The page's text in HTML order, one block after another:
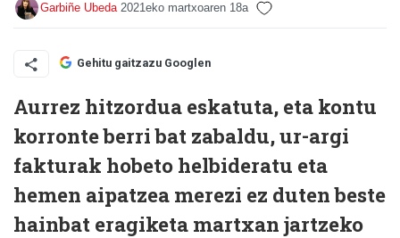
Garbiñe Ubeda 2021eko martxoaren 18a
Gehitu gaitzazu Googlen
Aurrez hitzordua eskatuta, eta kontu
korronte berri bat zabaldu, ur-argi
fakturak hobeto helbideratu eta
hemen aipatzea merezi ez duten beste
hainbat eragiketa martxan jartzeko